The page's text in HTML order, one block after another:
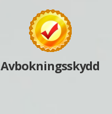
Avbokningsskydd